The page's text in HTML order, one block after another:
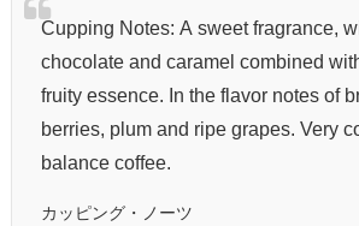
Cupping Notes: A sweet fragrance,
chocolate and caramel combined
fruity essence. In the flavor notes of
berries, plum and ripe grapes. Very
balance coffee.
カッピング・ノーツ